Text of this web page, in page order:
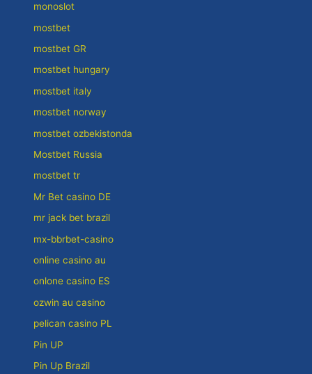
monoslot
mostbet
mostbet GR
mostbet hungary
mostbet italy
mostbet norway
mostbet ozbekistonda
Mostbet Russia
mostbet tr
Mr Bet casino DE
mr jack bet brazil
mx-bbrbet-casino
online casino au
onlone casino ES
ozwin au casino
pelican casino PL
Pin UP
Pin Up Brazil